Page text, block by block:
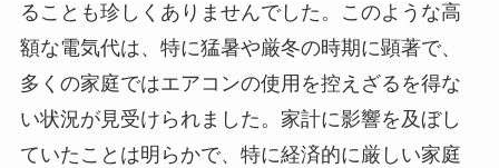
ることも珍しくありませんでした。このような高
額な電気代は、特に猛暑や厳冬の時期に顕著で、
多くの家庭ではエアコンの使用を控えざるを得な
い状況が見受けられました。家計に影響を及ぼし
ていたことは明らかで、特に経済的に厳しい家庭